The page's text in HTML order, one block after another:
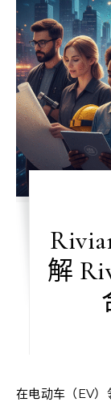
解
在电动车（EV）领域，Rivian 是一个因创新与未来感备受瞩